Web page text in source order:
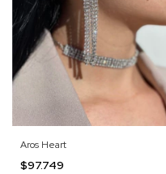
Aros Heart
$97.749